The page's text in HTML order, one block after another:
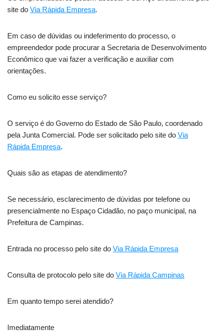
site do Via Rápida Empresa.
Em caso de dúvidas ou indeferimento do processo, o
empreendedor pode procurar a Secretaria de Desenvolvimento
Econômico que vai fazer a verificação e auxiliar com
orientações.
Como eu solicito esse serviço?
O serviço é do Governo do Estado de São Paulo, coordenado
pela Junta Comercial. Pode ser solicitado pelo site do Via
Rápida Empresa.
Quais são as etapas de atendimento?
Se necessário, esclarecimento de dúvidas por telefone ou
presencialmente no Espaço Cidadão, no paço municipal, na
Prefeitura de Campinas.
Entrada no processo pelo site do Via Rápida Empresa
Consulta de protocolo pelo site do Via Rápida Campinas
Em quanto tempo serei atendido?
Imediatamente